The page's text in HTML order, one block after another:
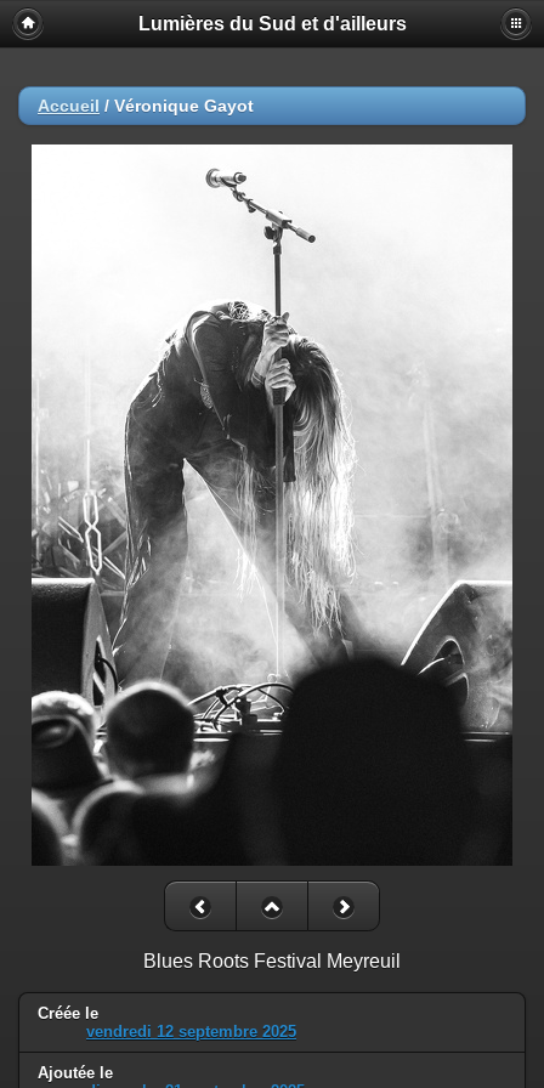
Lumières du Sud et d'ailleurs
Accueil / Véronique Gayot
Blues Roots Festival Meyreuil
Créée le
vendredi 12 septembre 2025
Ajoutée le